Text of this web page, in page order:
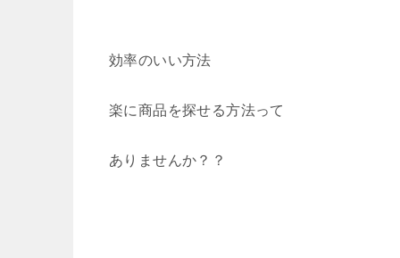
効率のいい方法
楽に商品を探せる方法って
ありませんか？？